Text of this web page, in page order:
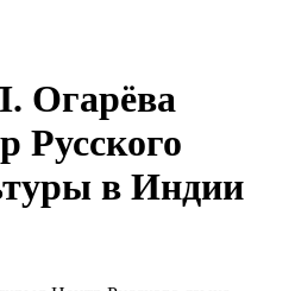
Огарёва
Русского
в Индии